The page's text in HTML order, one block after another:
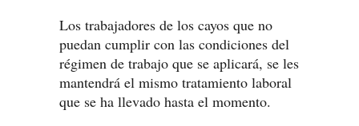
Los trabajadores de los cayos que no
puedan cumplir con las condiciones del
régimen de trabajo que se aplicará, se les
mantendrá el mismo tratamiento laboral
que se ha llevado hasta el momento.